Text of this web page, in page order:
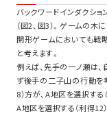
バックワードインダクシ
（図2、図3）。ゲームの
開形ゲームにおいても戦
と考えます。
例えば、先手の一ノ瀬は
ず後手の二子山の行動を
8）方が、A地区を選択す
A地区を選択する（利得12